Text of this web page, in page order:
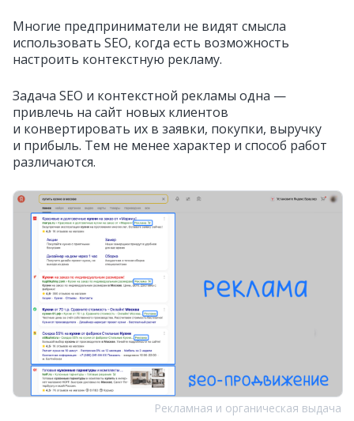
Многие предприниматели не видят смысла
использовать SEO, когда есть возможность
настроить контекстную рекламу.
Задача SEO и контекстной рекламы одна —
привлечь на сайт новых клиентов
и конвертировать их в заявки, покупки, выручку
и прибыль. Тем не менее характер и способ работ
различаются.
Рекламная и органическая выдача